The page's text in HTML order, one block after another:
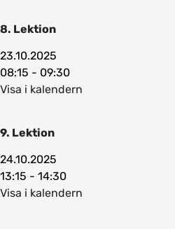
8. Lektion
23.10.2025
08:15 - 09:30
Visa i kalendern
9. Lektion
24.10.2025
13:15 - 14:30
Visa i kalendern